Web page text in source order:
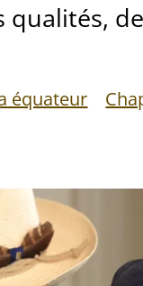
équateur